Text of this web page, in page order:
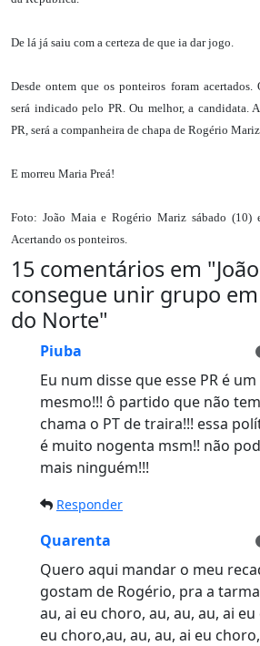
De lá já saiu com a certeza de que ia dar jogo.
Desde ontem que os ponteiros foram
será indicado pelo PR. Ou melhor, a candidata.
PR, será a companheira de chapa de Rogério
E morreu Maria Preá!
Foto: João Maia e Rogério Mariz sábado (10)
Acertando os ponteiros.
15 comentários em "
consegue unir grupo
do Norte"
Piuba
Eu num disse que esse PR é
mesmo!!! ô partido que não
chama o PT de traira!!! essa
é muito nogenta msm!! não
mais ninguém!!!
Responder
Quarenta
Quero aqui mandar o meu
gostam de Rogério, pra a
au, ai eu choro, au, au, au, ai
eu choro,au, au, au, ai eu